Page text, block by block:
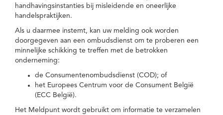
handhavingsinstanties bij misleidende en oneerlijke
handelspraktijken.
Als u daarmee instemt, kan uw melding ook worden
doorgegeven aan een ombudsdienst om te proberen een
minnelijke schikking te treffen met de betrokken
onderneming:
de Consumentenombudsdienst (COD); of
het Europees Centrum voor de Consument België
(ECC België).
Het Meldpunt wordt gebruikt om informatie te verzamelen